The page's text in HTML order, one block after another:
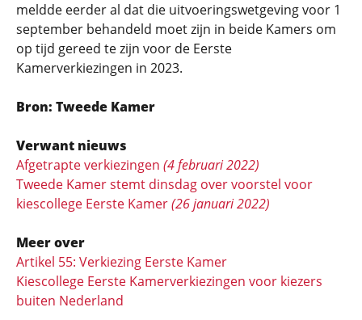
meldde eerder al dat die uitvoeringswetgeving voor 1
september behandeld moet zijn in beide Kamers om
op tijd gereed te zijn voor de Eerste
Kamerverkiezingen in 2023.
Bron: Tweede Kamer
Verwant nieuws
Afgetrapte verkiezingen (4 februari 2022)
Tweede Kamer stemt dinsdag over voorstel voor
kiescollege Eerste Kamer(26 januari 2022)
Meer over
Artikel 55: Verkiezing Eerste Kamer
Kiescollege Eerste Kamerverkiezingen voor kiezers
buiten Nederland